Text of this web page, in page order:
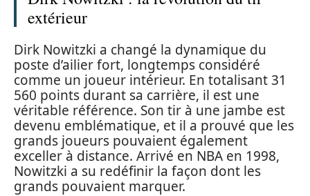
extérieur
Dirk Nowitzki a changé la dynamique du
poste d’ailier fort, longtemps considéré
comme un joueur intérieur. En totalisant 31
560 points durant sa carrière, il est une
véritable référence. Son tir à une jambe est
devenu emblématique, et il a prouvé que les
grands joueurs pouvaient également
exceller à distance. Arrivé en NBA en 1998,
Nowitzki a su redéfinir la façon dont les
grands pouvaient marquer.